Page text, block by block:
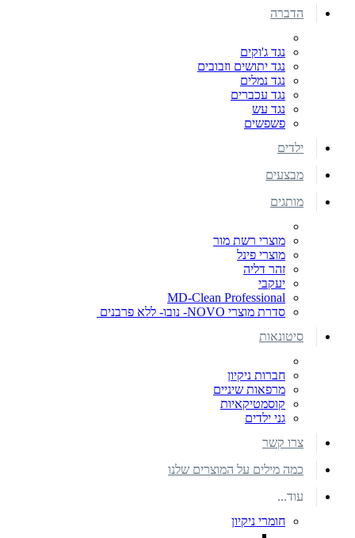
הדברה
נגד ג'וקים
נגד יתושים וזבובים
נגד נמלים
נגד עכברים
נגד עש
פשפשים
ילדים
מבצעים
מותגים
מוצרי רשת מור
מוצרי פינל
זהר דליה
יעקבי
MD-Clean Professional
סדרת מוצרי NOVO- נובו- ללא פרבנים
סיטונאות
חברות ניקיון
מרפאות שיניים
קוסמטיקאיות
גני ילדים
צרו קשר
כמה מילים על המוצרים שלנו
עוד...
חומרי ניקיון